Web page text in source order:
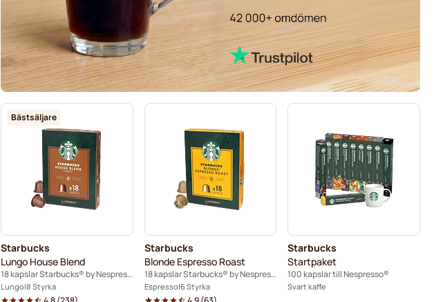
Bästsäljare
Starbucks
Lungo House Blend
18 kapslar Starbucks® by Nespresso®
Lungo 8 Styrka
Starbucks
Blonde Espresso Roast
18 kapslar Starbucks® by Nespresso®
Espresso 6 Styrka
Starbucks
Startpaket
100 kapslar till Nespresso®
Svart kaffe